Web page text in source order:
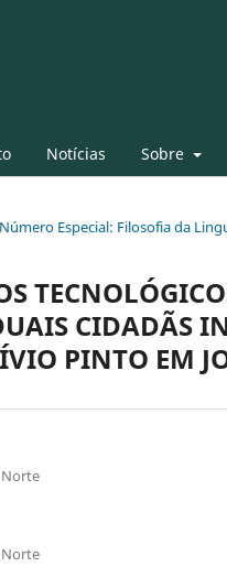
Notícias Sobre
Especial: Filosofia da
CIDADÃS
PINTO EM
Norte
Norte